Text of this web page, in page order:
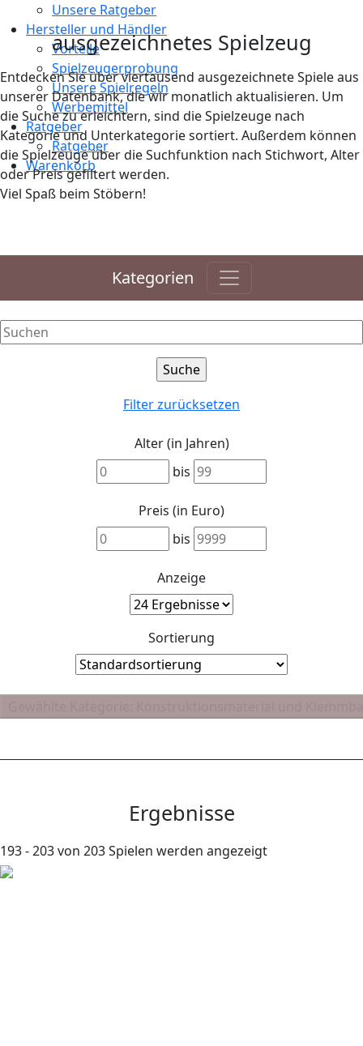
Unsere Ratgeber
Hersteller und Händler
Vorteile
Spielzeugerprobung
Unsere Spielregeln
Werbemittel
Ratgeber
Ratgeber
Warenkorb
ausgezeichnetes Spielzeug
Entdecken Sie über viertausend ausgezeichnete Spiele aus
unserer Datenbank, die wir monatlich aktualisieren. Um
die Suche zu erleichtern, sind die Spielzeuge nach
Kategorie und Unterkategorie sortiert. Außerdem können
die Spielzeuge über die Suchfunktion nach Stichwort, Alter
oder Preis gefiltert werden.
Viel Spaß beim Stöbern!
Kategorien
Filter zurücksetzen
Alter (in Jahren)
bis
Preis (in Euro)
bis
Anzeige
Sortierung
Ergebnisse
193 - 203 von 203 Spielen werden angezeigt